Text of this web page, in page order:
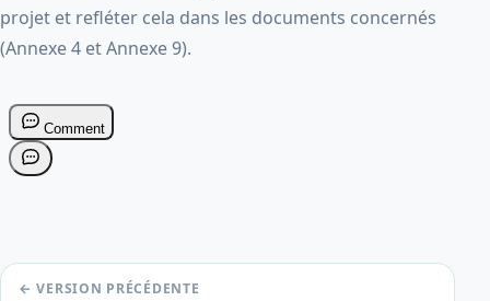
projet et refléter cela dans les documents concernés
(Annexe 4 et Annexe 9).
← VERSION PRÉCÉDENTE